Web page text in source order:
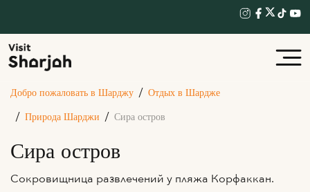
Добро пожаловать в Шарджу Отдых в Шардже
Природа Шарджи Сира остров
Сира остров
Сокровищница развлечений у пляжа Корфаккан.